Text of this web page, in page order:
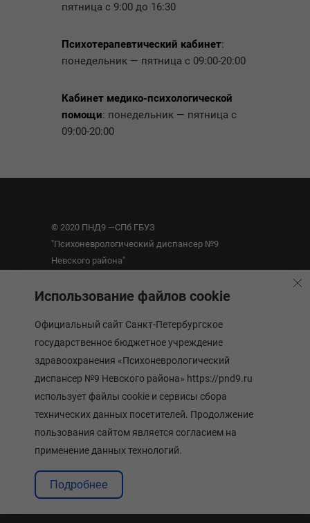
пятница с 9:00 до 16:30
Психотерапевтический кабинет:
понедельник — пятница с 09:00-20:00
Кабинет медико-психологической
помощи: понедельник — пятница с
09:00-20:00
© 2020 ПНД9 —СПб ГБУЗ
"Психоневрологический диспансер №9
Невского района"
Санкт-Петербург, ул. Ивановская, 18
+7 (812) 560-35-24(регистратура)
Администрация
Расписание приема врачей
Платные услуги
Использование файлов cookie
Официальный сайт Санкт-Петербургское
государственное бюджетное учреждение
здравоохранения «Психоневрологический
диспансер №9 Невского района» https://pnd9.ru
использует файлы cookie и сервисы сбора
технических данных посетителей. Продолжение
пользования сайтом является согласием на
применение данных технологий.
Подробнее